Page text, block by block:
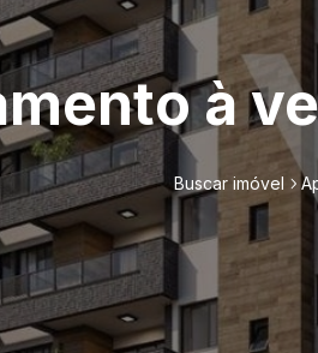
à
Buscar imóvel